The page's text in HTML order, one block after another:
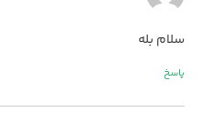
سلام بله
پاسخ